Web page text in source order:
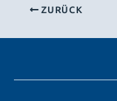
ZURÜCK